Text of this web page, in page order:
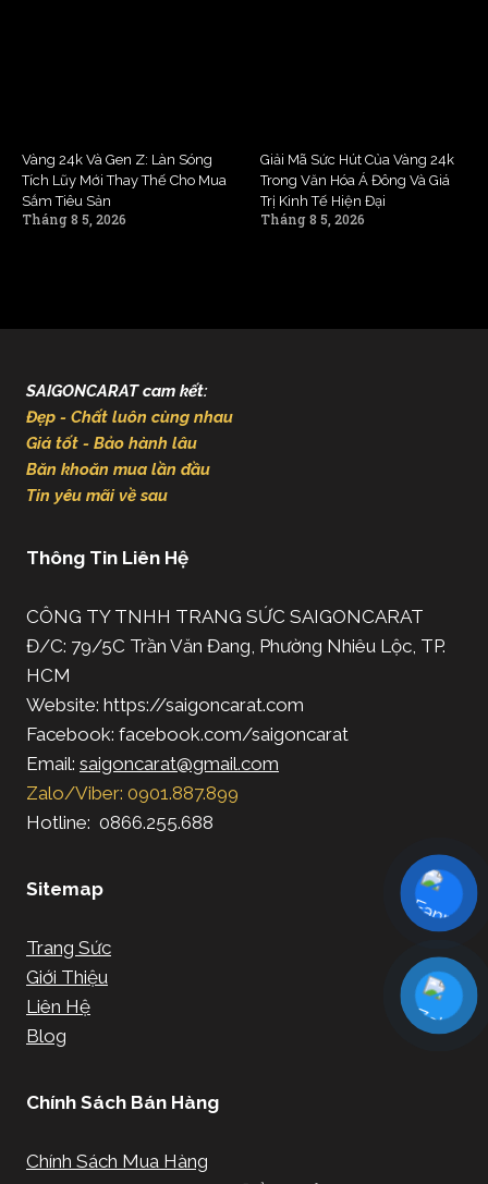
Vàng 24k Và Gen Z: Làn Sóng
Tích Lũy Mới Thay Thế Cho Mua
Sắm Tiêu Sản
Tháng 8 5, 2026
Giải Mã Sức Hút Của Vàng 24k
Trong Văn Hóa Á Đông Và Giá
Trị Kinh Tế Hiện Đại
Tháng 8 5, 2026
SAIGONCARAT cam kết:
Đẹp - Chất luôn cùng nhau
Giá tốt - Bảo hành lâu
Băn khoăn mua lần đầu
Tin yêu mãi về sau
Thông Tin Liên Hệ
CÔNG TY TNHH TRANG SỨC SAIGONCARAT
Đ/C: 79/5C Trần Văn Đang, Phường Nhiêu Lộc, TP.
HCM
Website: https://saigoncarat.com
Facebook: facebook.com/saigoncarat
Email: saigoncarat@gmail.com
Zalo/Viber: 0901.887.899
Hotline: 0866.255.688
Sitemap
Trang Sức
Giới Thiệu
Liên Hệ
Blog
Chính Sách Bán Hàng
Chính Sách Mua Hàng